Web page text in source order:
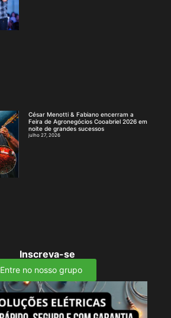
César Menotti & Fabiano encerram a
Feira de Agronegócios Cooabriel 2026 em
noite de grandes sucessos
julho 27, 2026
Inscreva-se
Entre no nosso grupo